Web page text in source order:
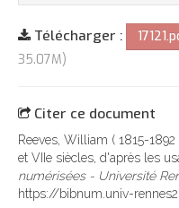
Télécharger :
35.07M)
Citer ce document
Reeves, William ( 1815-
et VIIe siècles, d'après les
numérisées - Université
https://bibnum.univ-